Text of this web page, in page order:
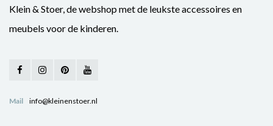
Klein & Stoer, de webshop met de leukste accessoires en
meubels voor de kinderen.
Mail info@kleinenstoer.nl